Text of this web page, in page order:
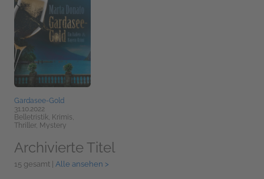
Gardasee-Gold
31.10.2022
Belletristik, Krimis,
Thriller, Mystery
Archivierte Titel
15 gesamt | Alle ansehen >